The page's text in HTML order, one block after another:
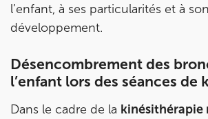
l’enfant, à ses particularités et à son
développement.
Désencombrement des
l’enfant lors des séances de
Dans le cadre de la kinésithérapie
IK MORANGIS
85 Av. de Balzac 91420
85 Av. de Balzac 91420
01 64 48 35 84